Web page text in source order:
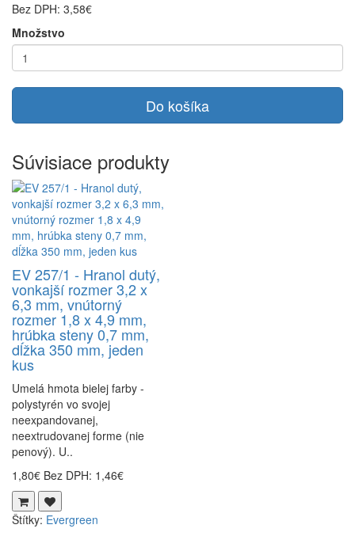
Bez DPH: 3,58€
Množstvo
Do košíka
Súvisiace produkty
EV 257/1 - Hranol dutý,
vonkajší rozmer 3,2 x
6,3 mm, vnútorný
rozmer 1,8 x 4,9 mm,
hrúbka steny 0,7 mm,
dĺžka 350 mm, jeden
kus
Umelá hmota bielej farby -
polystyrén vo svojej
neexpandovanej,
neextrudovanej forme (nie
penový). U..
1,80€ Bez DPH: 1,46€
Štítky: Evergreen